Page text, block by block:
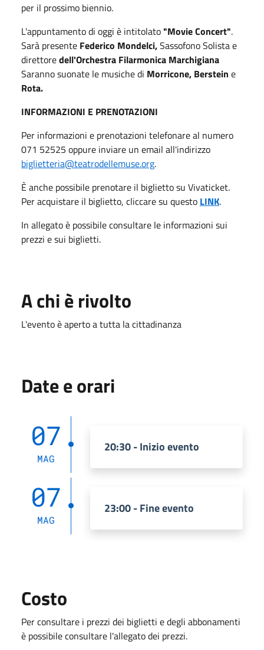
per il prossimo biennio.
L'appuntamento di oggi è intitolato"Movie Concert".
Sarà presente Federico Mondelci,Sassofono Solista e
direttoredell'Orchestra Filarmonica Marchigiana
Saranno suonate le musiche di Morricone, Berstein e
Rota.
INFORMAZIONI E PRENOTAZIONI
Per informazioni e prenotazioni telefonare al numero
071 52525 oppure inviare un email all'indirizzo
biglietteria@teatrodellemuse.org.
È anche possibile prenotare il biglietto su Vivaticket.
Per acquistare il biglietto, cliccare su questo LINK.
In allegato è possibile consultare le informazioni sui
prezzi e sui biglietti.
A chi è rivolto
L'evento è aperto a tutta la cittadinanza
Date e orari
07
MAG
20:30 - Inizio evento
07
MAG
23:00 - Fine evento
Costo
Per consultare i prezzi dei biglietti e degli abbonamenti
è possibile consultare l'allegato dei prezzi.